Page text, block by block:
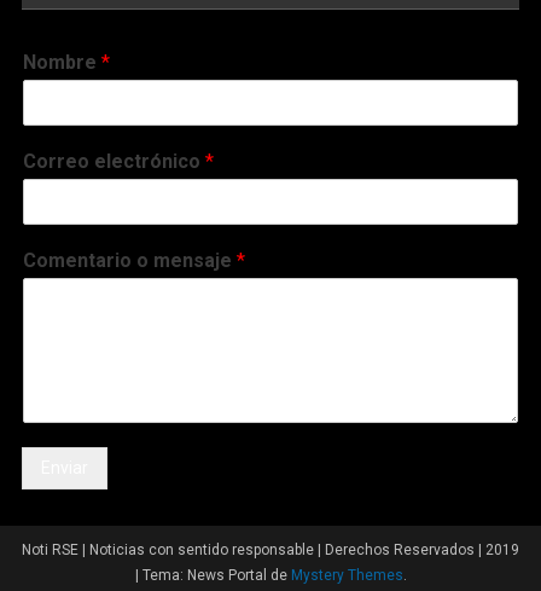
Nombre*
Correo electrónico*
Comentario o mensaje*
Noti RSE | Noticias con sentido responsable | Derechos Reservados | 2019
Tema: News Portal de Mystery Themes.